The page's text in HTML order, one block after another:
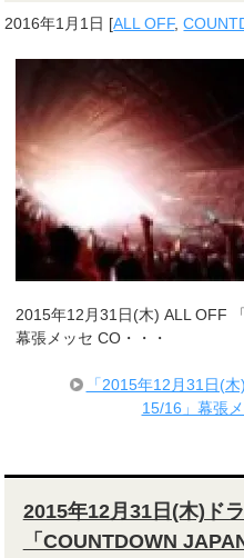
2016年1月1日 [ALL OFF,
2015年12月31日(木) ALL OFF
幕張メッセ CO・・・
「2015年12月31日(
15/16」幕張
2015年12月31日(木)ド
「COUNTDOWN